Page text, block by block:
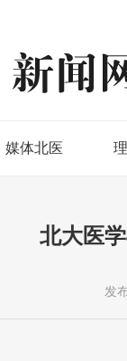
媒体北医
北大医
发